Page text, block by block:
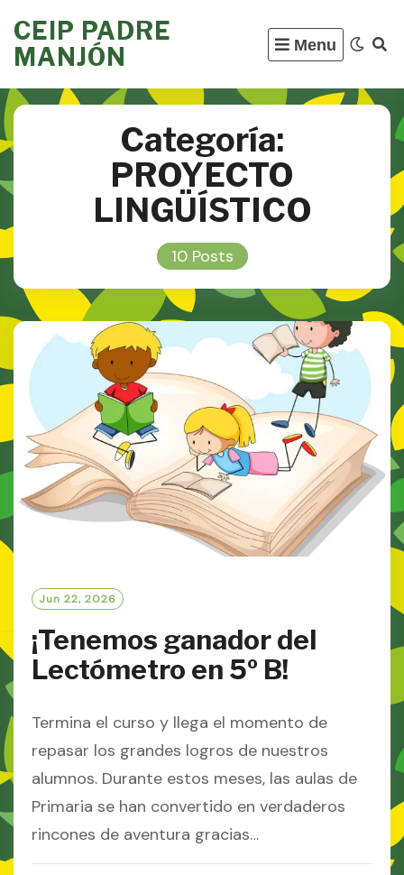
to
content
CEIP PADRE
MANJÓN
Menu
Categoría:
PROYECTO
LINGÜÍSTICO
10 Posts
Jun 22, 2026
¡Tenemos ganador del
Lectómetro en 5º B!
Termina el curso y llega el momento de
repasar los grandes logros de nuestros
alumnos. Durante estos meses, las aulas de
Primaria se han convertido en verdaderos
rincones de aventura gracias…